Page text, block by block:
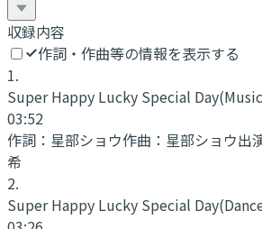
収録内容
作詞・作曲等の情報を表示する
1.
Super Happy Lucky Special Day
03:52
作詞： 星部ショウ作曲： 星部ショウ出
希
2.
Super Happy Lucky Special Day